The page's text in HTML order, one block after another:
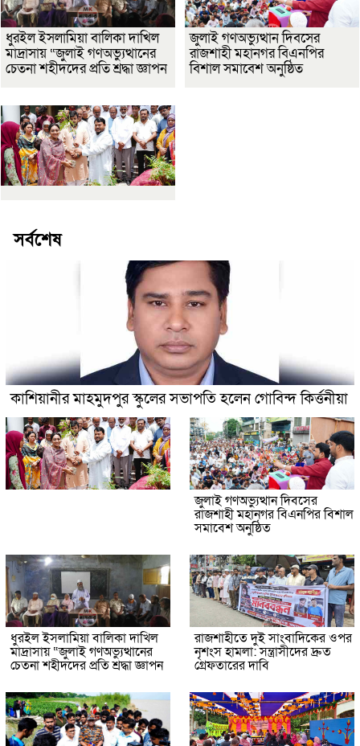
ধুরইল ইসলামিয়া বালিকা দাখিল
মাদ্রাসায় “জুলাই গণঅভ্যুত্থানের
চেতনা শহীদদের প্রতি শ্রদ্ধা জ্ঞাপন
জুলাই গণঅভ্যুত্থান দিবসের
রাজশাহী মহানগর বিএনপির
বিশাল সমাবেশ অনুষ্ঠিত
সর্বশেষ
কাশিয়ানীর মাহমুদপুর স্কুলের সভাপতি হলেন গোবিন্দ কির্ত্তনীয়া
জুলাই গণঅভ্যুত্থান দিবসের
রাজশাহী মহানগর বিএনপির বিশাল
সমাবেশ অনুষ্ঠিত
ধুরইল ইসলামিয়া বালিকা দাখিল
মাদ্রাসায় “জুলাই গণঅভ্যুত্থানের
চেতনা শহীদদের প্রতি শ্রদ্ধা জ্ঞাপন
রাজশাহীতে দুই সাংবাদিকের ওপর
নৃশংস হামলা: সন্ত্রাসীদের দ্রুত
গ্রেফতারের দাবি